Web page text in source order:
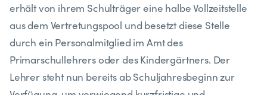
erhält von ihrem Schulträger eine halbe Vollzeitstelle
aus dem Vertretungspool und besetzt diese Stelle
durch ein Personalmitglied im Amt des
Primarschullehrers oder des Kindergärtners. Der
Lehrer steht nun bereits ab Schuljahresbeginn zur